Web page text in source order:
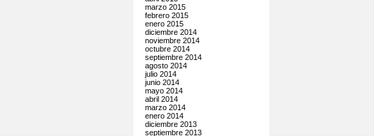
marzo 2015
febrero 2015
enero 2015
diciembre 2014
noviembre 2014
octubre 2014
septiembre 2014
agosto 2014
julio 2014
junio 2014
mayo 2014
abril 2014
marzo 2014
enero 2014
diciembre 2013
septiembre 2013